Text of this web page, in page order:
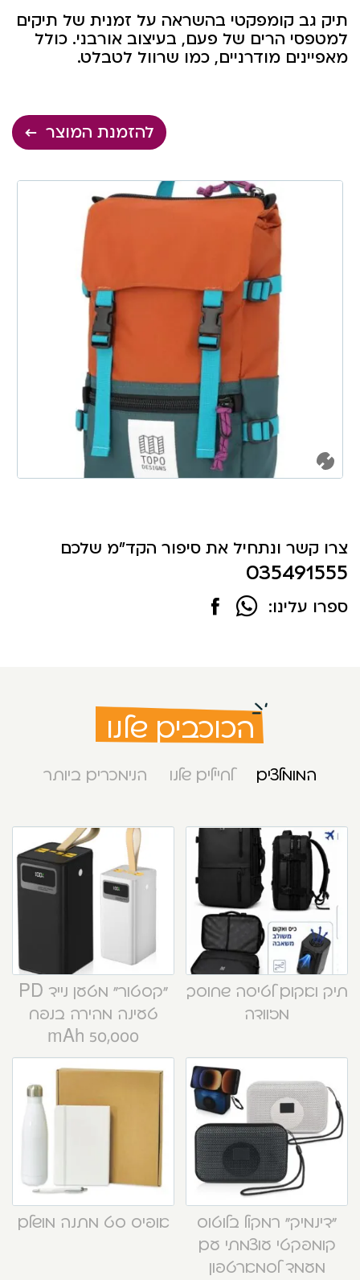
תיק גב קומפקטי בהשראה על זמנית של תיקים
למטפסי הרים של פעם, בעיצוב אורבני. כולל
מאפיינים מודרניים, כמו שרוול לטבלט.
להזמנת המוצר
צרו קשר ונתחיל את סיפור הקד"מ שלכם
035491555
ספרו עלינו:
הכוכבים שלנו
המומלצים לחיילים שלנו הנימכרים ביותר
תיק ואקום לטיסה שחוסך
מזוודה
“קסטור” מטען נייד PD
טעינה מהירה בנפח
50,000 mAh
“דינמיק” רמקול בלוטוס
קומפקטי עוצמתי עם
מעמד לסמארטפון
אופיס סט מתנה מושלם